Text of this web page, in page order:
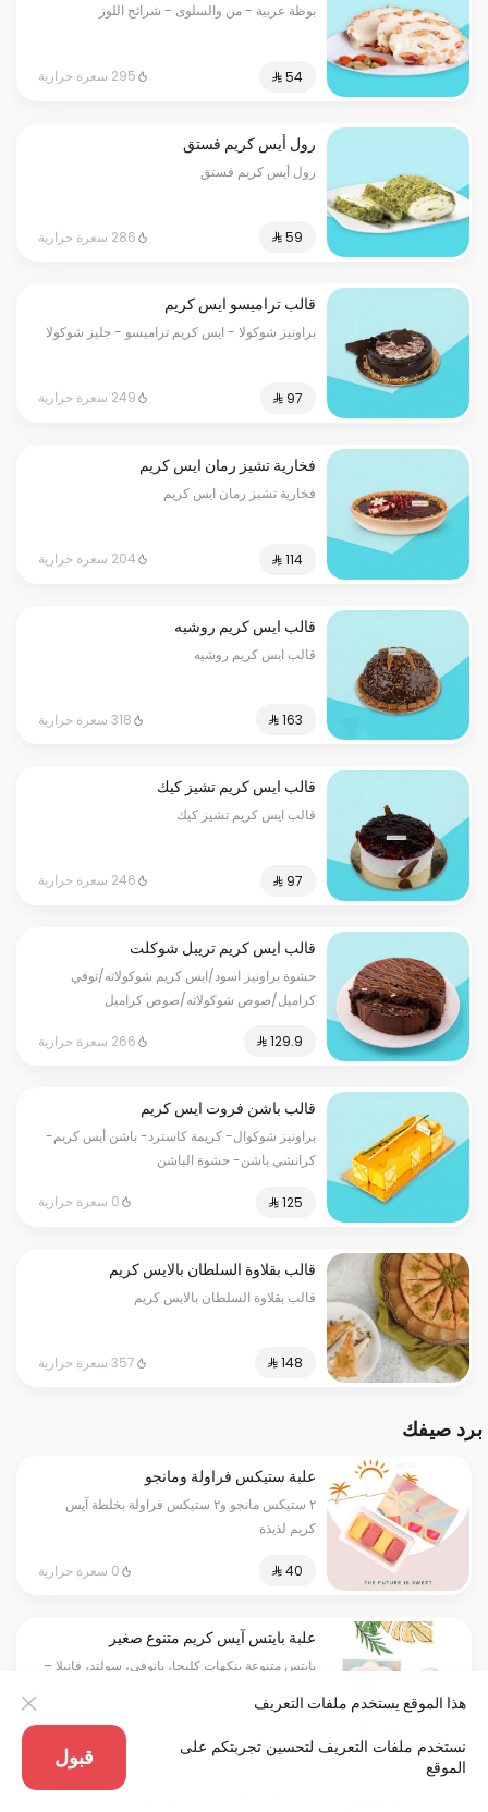
بوظة عربية - من والسلوى - شرائح اللوز
⁨⁦‪‬ 54⁩ 295 سعرة حرارية
رول أيس كريم فستق
رول أيس كريم فستق
286 سعرة حرارية
قالب تراميسو ايس كريم
براونيز شوكولا - ايس كريم تراميسو - جليز شوكولا
249 سعرة حرارية
فخارية تشيز رمان ايس كريم
فخارية تشيز رمان ايس كريم
⁨⁦‪‬ 114⁩ 204 سعرة حرارية
قالب ايس كريم روشيه
قالب ايس كريم روشيه
318 سعرة حرارية
قالب ايس كريم تشيز كيك
قالب ايس كريم تشيز كيك
246 سعرة حرارية
قالب ايس كريم تريبل شوكلت
حشوة براونيز اسود/ايس كريم شوكولاته/توفي
كراميل/صوص شوكولاته/صوص كراميل
266 سعرة حرارية
قالب باشن فروت ايس كريم
براونيز شوكوال- كريمة كاسترد- باشن أيس كريم-
كرانشي باشن- حشوة الباشن
0 سعرة حرارية
قالب بقلاوة السلطان بالايس كريم
قالب بقلاوة السلطان بالايس كريم
357 سعرة حرارية
برد صيفك
علبة ستيكس فراولة ومانجو
٢ ستيكس مانجو و٢ ستيكس فراولة بخلطة آيس
كريم لذيذة
0 سعرة حرارية
علبة بايتس آيس كريم متنوع صغير
بايتس متنوعة بنكهات كليجا، بانوفي، سولتد، فانيلا –
0 سعرة حرارية
هذا الموقع يستخدم ملفات التعريف
نستخدم ملفات التعريف لتحسين تجربتكم على
الموقع
قبول